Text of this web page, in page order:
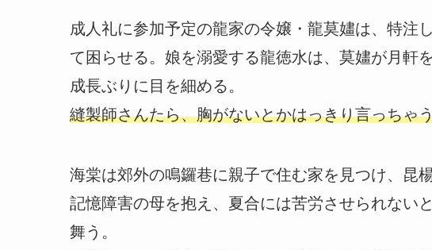
成人礼に参加予定の龍家の令嬢・龍莫嫿は、特注
て困らせる。娘を溺愛する龍徳水は、莫嫿が月軒
成長ぶりに目を細める。
縫製師さんたら、胸がないとかはっきり言っちゃ
海棠は郊外の鳴鑼巷に親子で住む家を見つけ、昆
記憶障害の母を抱え、夏合には苦労させられない
舞う。